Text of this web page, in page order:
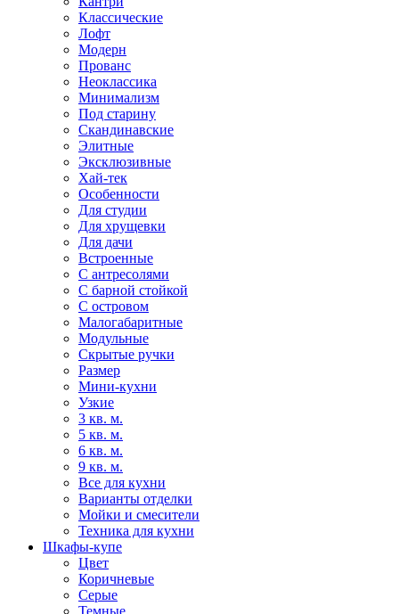
Классические
Лофт
Модерн
Прованс
Неоклассика
Минимализм
Под старину
Скандинавские
Элитные
Эксклюзивные
Хай-тек
Особенности
Для студии
Для хрущевки
Для дачи
Встроенные
С антресолями
С барной стойкой
С островом
Малогабаритные
Модульные
Скрытые ручки
Размер
Мини-кухни
Узкие
3 кв. м.
5 кв. м.
6 кв. м.
9 кв. м.
Все для кухни
Варианты отделки
Мойки и смесители
Техника для кухни
Шкафы-купе
Цвет
Коричневые
Серые
Темные